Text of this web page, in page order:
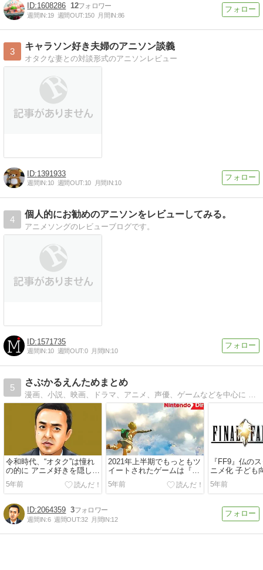
1608286 12
週間IN:19 週間OUT:150 月間IN:86
3
キャラソン好き夫婦のアニソン談義
オタクな妻との対談形式のアニソンレビュー
1391933
週間IN:10 週間OUT:10 月間IN:10
4
個人的にお勧めのアニソンをレビューしてみる。
アニメソングのレビューブログです。
1571735
週間IN:10 週間OUT:0 月間IN:10
5
さぶかるえんためまとめ
漫画、小説、映画、ドラマ、アニメ、声優、ゲームなどを中心に サブカル・エンタメ情報を発信します。
令和時代、“オタク”は憧れ
の的に アニメ好きを隠して
きた玉川氏も感慨
5年前
2021年上半期でもっともツ
イートされたゲームは『原
神』、ゲームのツイートを
もっとも発信した国は「日
本」に。Twitter社が統計情
5年前
『FF9』仏の
ニメ化 子ども
て制作
5年前
2064359 3
週間IN:6 週間OUT:32 月間IN:12